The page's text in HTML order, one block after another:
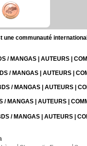
une communauté
/ MANGAS | AUTEURS |
/ MANGAS | AUTEURS |
/ MANGAS | AUTEURS |
/ MANGAS | AUTEURS |
/ MANGAS | AUTEURS |